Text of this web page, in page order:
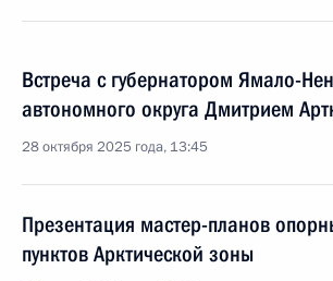
Встреча с губернатором Ямало-
автономного округа Дмитрием
28 октября 2025 года, 13:45
Презентация мастер-планов
пунктов Арктической зоны